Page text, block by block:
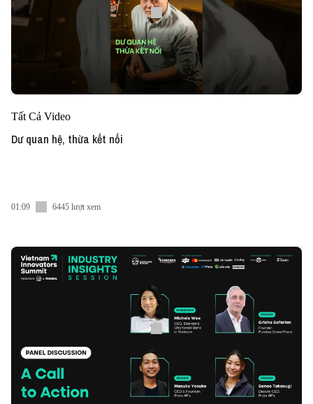
Tất Cả Video
Dư quan hệ, thừa kết nối
01:09 6445 lượt xem